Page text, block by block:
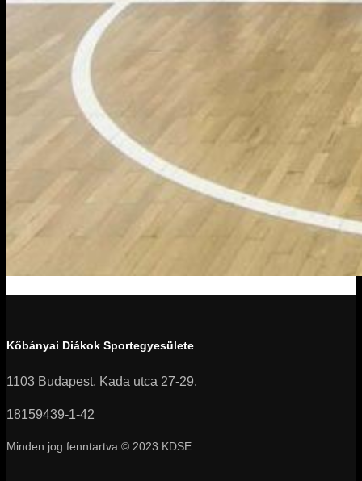
Kőbányai Diákok Sportegyesülete
1103 Budapest, Kada utca 27-29.
18159439-1-42
Minden jog fenntartva © 2023 KDSE